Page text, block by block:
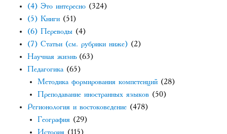
(4) Это интересно (324)
(5) Книги (51)
(6) Переводы (4)
(7) Статьи (см. рубрики ниже) (2)
Научная жизнь(63)
Педагогика (65)
Методика формирования компетенций (28)
Преподавание иностранных языков (50)
Регионология и востоковедение (478)
География (29)
История (115)